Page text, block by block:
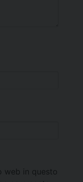
web in questo